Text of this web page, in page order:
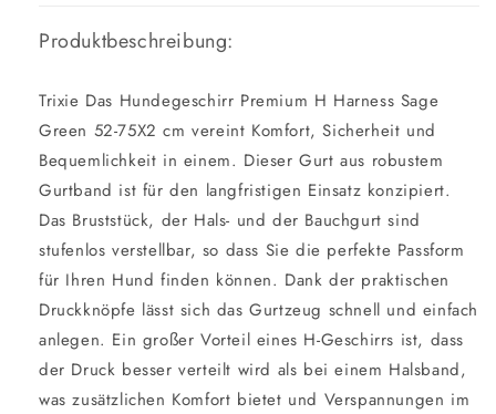
Produktbeschreibung:
Trixie Das Hundegeschirr Premium H Harness Sage
Green 52-75X2 cm vereint Komfort, Sicherheit und
Bequemlichkeit in einem. Dieser Gurt aus robustem
Gurtband ist für den langfristigen Einsatz konzipiert.
Das Bruststück, der Hals- und der Bauchgurt sind
stufenlos verstellbar, so dass Sie die perfekte Passform
für Ihren Hund finden können. Dank der praktischen
Druckknöpfe lässt sich das Gurtzeug schnell und einfach
anlegen. Ein großer Vorteil eines H-Geschirrs ist, dass
der Druck besser verteilt wird als bei einem Halsband,
was zusätzlichen Komfort bietet und Verspannungen im